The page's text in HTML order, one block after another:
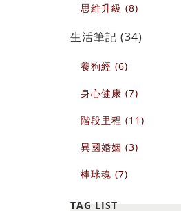
思維升級 (8)
生活筆記 (34)
養狗經 (6)
身心健康 (7)
階段里程 (11)
異國婚姻 (3)
棒球魂 (7)